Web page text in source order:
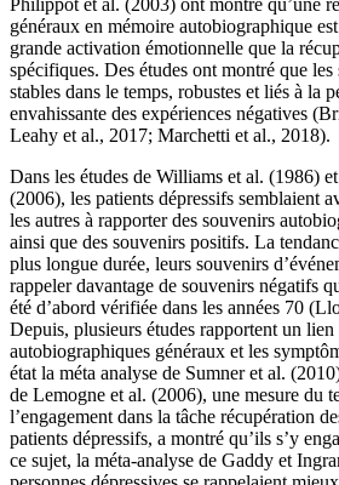
Philippot et al. (2003) ont montré qu’une
généraux en mémoire autobiographique
grande activation émotionnelle que la
spécifiques. Des études ont montré que
stables dans le temps, robustes et liés à la
envahissante des expériences négatives
Leahy et al., 2017; Marchetti et al., 2018).
Dans les études de Williams et al. (1986)
(2006), les patients dépressifs semblaient
les autres à rapporter des souvenirs
ainsi que des souvenirs positifs. La
plus longue durée, leurs souvenirs
rappeler davantage de souvenirs négatifs
été d’abord vérifiée dans les années 70
Depuis, plusieurs études rapportent un lien
autobiographiques généraux et les
état la méta analyse de Sumner et al.
de Lemogne et al. (2006), une mesure du
l’engagement dans la tâche récupération
patients dépressifs, a montré qu’ils s’y
ce sujet, la méta-analyse de Gaddy et